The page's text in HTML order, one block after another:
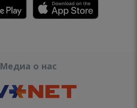
Медиа о нас